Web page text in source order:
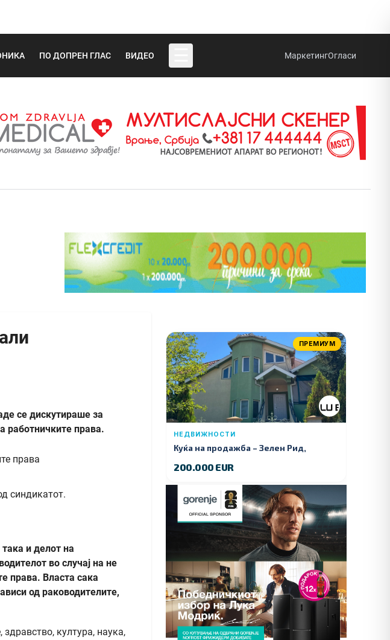
ПО ДОПРЕН ГЛАС ВИДЕО МаркетингОгласи
се дискутираше за
работничките права.
синдикатот.
и делот на
во случај на не
права. Власта сака
од раководителите,
култура, наука,
ПРЕМИУМ
НЕДВИЖНОСТИ
Куќа на продажба – Зелeн Рид,
200.000 EUR